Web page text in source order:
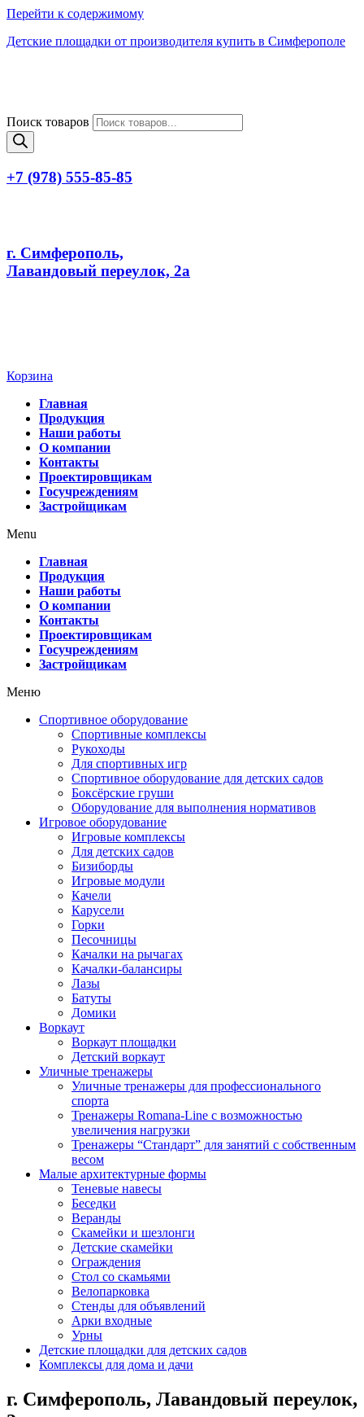
Перейти к содержимому
Детские площадки от производителя купить в Симферополе
Поиск товаров
+7 (978) 555-85-85
г. Симферополь,
Лавандовый переулок, 2а
Корзина
Главная
Продукция
Наши работы
О компании
Контакты
Проектировщикам
Госучреждениям
Застройщикам
Menu
Главная
Продукция
Наши работы
О компании
Контакты
Проектировщикам
Госучреждениям
Застройщикам
Меню
Спортивное оборудование
Спортивные комплексы
Рукоходы
Для спортивных игр
Спортивное оборудование для детских садов
Боксёрские груши
Оборудование для выполнения нормативов
Игровое оборудование
Игровые комплексы
Для детских садов
Бизиборды
Игровые модули
Качели
Карусели
Горки
Песочницы
Качалки на рычагах
Качалки-балансиры
Лазы
Батуты
Домики
Воркаут
Воркаут площадки
Детский воркаут
Уличные тренажеры
Уличные тренажеры для профессионального
спорта
Тренажеры Romana-Line с возможностью
увеличения нагрузки
Тренажеры “Стандарт” для занятий с собственным
весом
Малые архитектурные формы
Теневые навесы
Беседки
Веранды
Скамейки и шезлонги
Детские скамейки
Ограждения
Стол со скамьями
Велопарковка
Стенды для объявлений
Арки входные
Урны
Детские площадки для детских садов
Комплексы для дома и дачи
г. Симферополь, Лавандовый переулок,